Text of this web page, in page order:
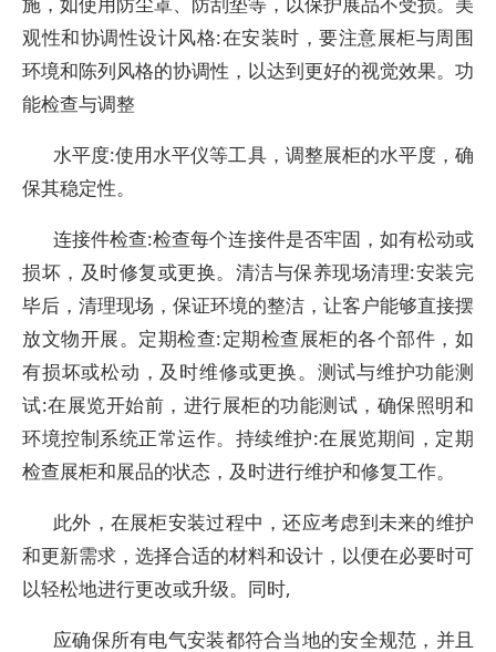
观性和协调性设计风格:在安装时，要注意展柜与周围
环境和陈列风格的协调性，以达到更好的视觉效果。功
能检查与调整
水平度:使用水平仪等工具，调整展柜的水平度，确
保其稳定性。
连接件检查:检查每个连接件是否牢固，如有松动或
损坏，及时修复或更换。清洁与保养现场清理:安装完
毕后，清理现场，保证环境的整洁，让客户能够直接摆
放文物开展。定期检查:定期检查展柜的各个部件，如
有损坏或松动，及时维修或更换。测试与维护功能测
试:在展览开始前，进行展柜的功能测试，确保照明和
环境控制系统正常运作。持续维护:在展览期间，定期
检查展柜和展品的状态，及时进行维护和修复工作。
此外，在展柜安装过程中，还应考虑到未来的维护
和更新需求，选择合适的材料和设计，以便在必要时可
以轻松地进行更改或升级。同时,
应确保所有电气安装都符合当地的安全规范，并且